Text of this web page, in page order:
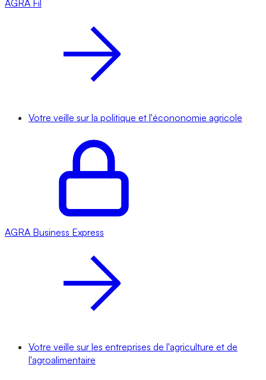
AGRA Fil
Votre veille sur la politique et l'écononomie agricole
AGRA Business Express
Votre veille sur les entreprises de l'agriculture et de
l'agroalimentaire